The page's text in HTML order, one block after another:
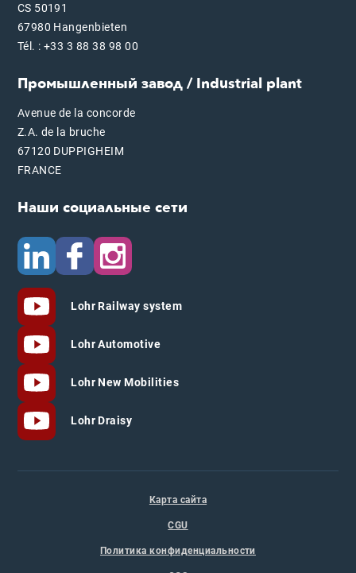
CS 50191
67980 Hangenbieten
Tél. : +33 3 88 38 98 00
Промышленный завод / Industrial plant
Avenue de la concorde
Z.A. de la bruche
67120 DUPPIGHEIM
FRANCE
Наши социальные сети
Lohr Railway system
Lohr Automotive
Lohr New Mobilities
Lohr Draisy
Карта сайта
CGU
Политика конфиденциальности